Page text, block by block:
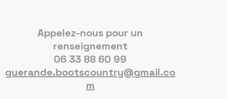
Appelez-nous pour un
renseignement
06 33 88 60 99
guerande.bootscountry@gmail.co
m